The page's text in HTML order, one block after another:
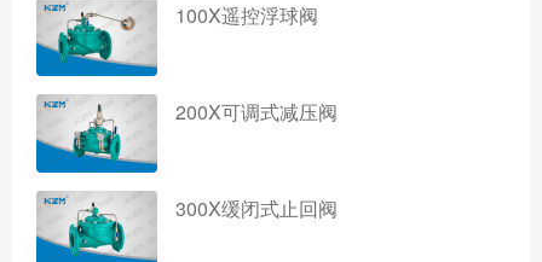
100X遥控浮球阀
200X可调式减压阀
300X缓闭式止回阀